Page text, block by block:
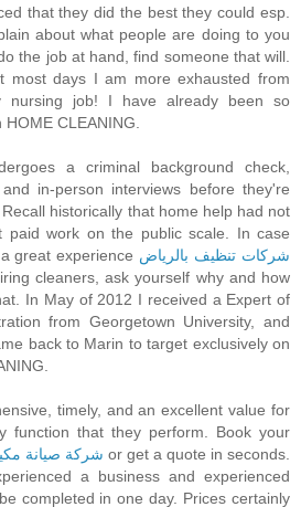
that they did the best they could esp.
about what people are doing to you
the job at hand, find someone that will.
most days I am more exhausted from
nursing job! I have already been so
CLEANING.
a criminal background check,
in-person interviews before they're
historically that home help had not
paid work on the public scale. In case
great experience شركات تنظيف بالرياض
cleaners, ask yourself why and how
In May of 2012 I received a Expert of
from Georgetown University, and
back to Marin to target exclusively on
timely, and an excellent value for
function that they perform. Book your
شركة صيانة or get a quote in seconds.
a business and experienced
completed in one day. Prices certainly